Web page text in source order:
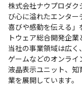
株式会社ナウプロダ
び心に溢れたエンタ
喜びや感動を伝える」
トウェア総合開発企業
当社の事業領域は広
ゲームなどのオンラ
液晶表示ユニット、知
業を展開しています。